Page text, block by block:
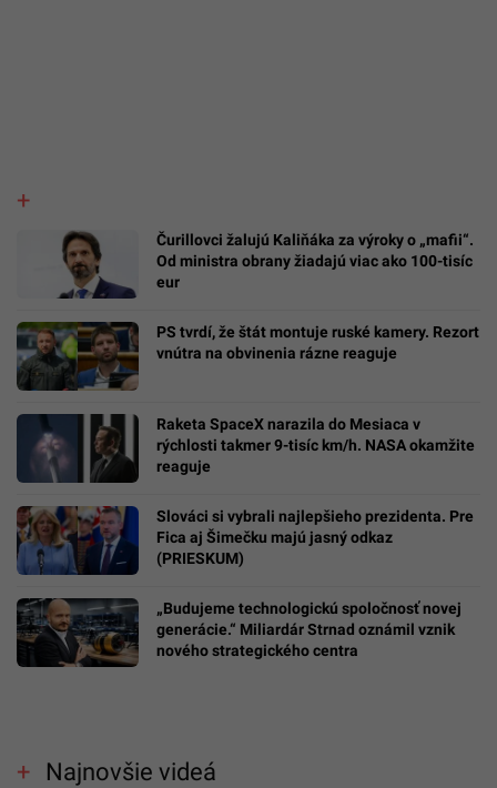
Čurillovci žalujú Kaliňáka za výroky o „mafii“.
Od ministra obrany žiadajú viac ako 100-tisíc
eur
PS tvrdí, že štát montuje ruské kamery. Rezort
vnútra na obvinenia rázne reaguje
Raketa SpaceX narazila do Mesiaca v
rýchlosti takmer 9-tisíc km/h. NASA okamžite
reaguje
Slováci si vybrali najlepšieho prezidenta. Pre
Fica aj Šimečku majú jasný odkaz
(PRIESKUM)
„Budujeme technologickú spoločnosť novej
generácie.“ Miliardár Strnad oznámil vznik
nového strategického centra
Najnovšie videá